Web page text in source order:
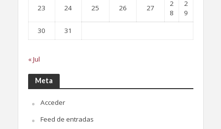
23 24 25 26 27
2
8
2
9
30
31
« Jul
Meta
Acceder
Feed de entradas